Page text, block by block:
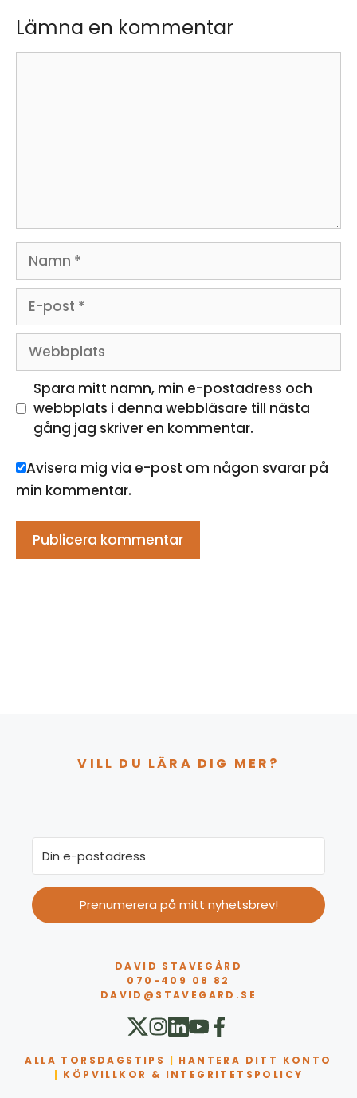
Lämna en kommentar
post
Webbplats
Spara mitt namn, min e-postadress och
webbplats i denna webbläsare till nästa
gång jag skriver en kommentar.
Avisera mig via e-post om någon svarar på
min kommentar.
VILL DU LÄRA DIG MER?
Prenumerera på mitt nyhetsbrev!
DAVID STAVEGÅRD
070-409 08 82
DAVID@STAVEGARD.SE
ALLA TORSDAGSTIPS | HANTERA DITT KONTO
| KÖPVILLKOR & INTEGRITETSPOLICY